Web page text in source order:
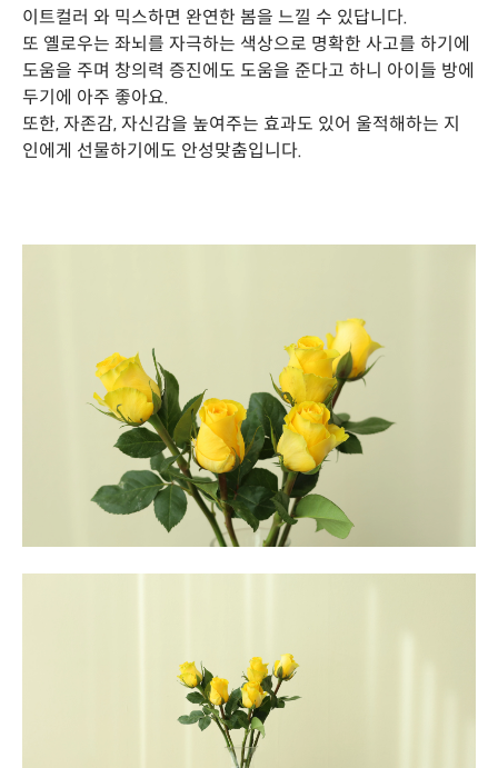
이트컬러 와 믹스하면 완연한 봄을 느낄 수 있답니다.
또 옐로우는 좌뇌를 자극하는 색상으로 명확한 사고를 하기에
도움을 주며 창의력 증진에도 도움을 준다고 하니 아이들 방에
두기에 아주 좋아요.
또한, 자존감, 자신감을 높여주는 효과도 있어 울적해하는 지
인에게 선물하기에도 안성맞춤입니다.